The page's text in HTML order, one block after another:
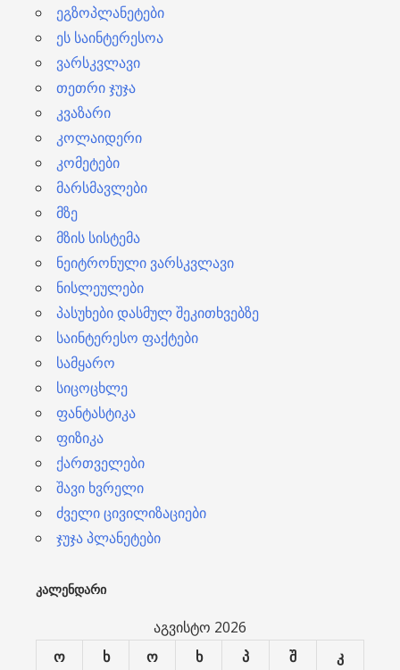
ეგზოპლანეტები
ეს საინტერესოა
ვარსკვლავი
თეთრი ჯუჯა
კვაზარი
კოლაიდერი
კომეტები
მარსმავლები
მზე
მზის სისტემა
ნეიტრონული ვარსკვლავი
ნისლეულები
პასუხები დასმულ შეკითხვებზე
საინტერესო ფაქტები
სამყარო
სიცოცხლე
ფანტასტიკა
ფიზიკა
ქართველები
შავი ხვრელი
ძველი ცივილიზაციები
ჯუჯა პლანეტები
ᲙᲐᲚᲔᲜᲓᲐᲠᲘ
აგვისტო 2026
ო
ხ ო ხ პ შ კ